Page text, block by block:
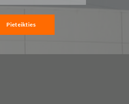
Pieteikties